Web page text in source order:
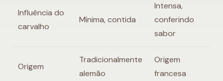
Influência do
carvalho
Mínima, contida
Intensa,
conferindo
sabor
Origem
Tradicionalmente
alemão
Origem
francesa